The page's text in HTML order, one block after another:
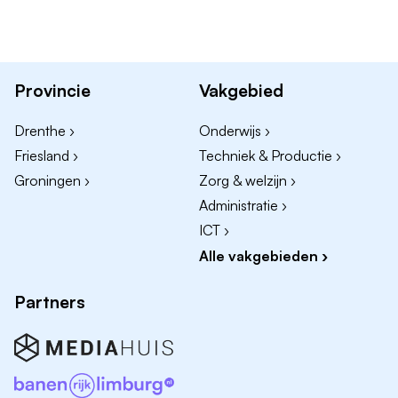
mensen om hen heen.
Jij…
leeft vanuit je geloof, in lijn met onze identiteit, en
vindt het belangrijk om dat zichtbaar te maken in je
Greijdanus is meer dan een school: het is een leer-,
leef- en geloofsgemeenschap. Een plek waar je vanuit
vertrouwen werkt, waar je gezien wordt, en waar elke
Provincie
Drenthe ›
Friesland ›
Groningen ›
Vakgebied
Onderwijs ›
Techniek & Productie ›
Zorg & welzijn ›
Administratie ›
ICT ›
Alle vakgebieden ›
Partners